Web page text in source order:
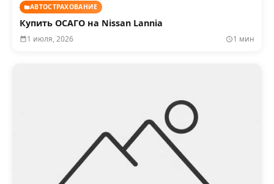
АВТОСТРАХОВАНИЕ
Купить ОСАГО на Nissan Lannia
1 июля, 2026 1 мин